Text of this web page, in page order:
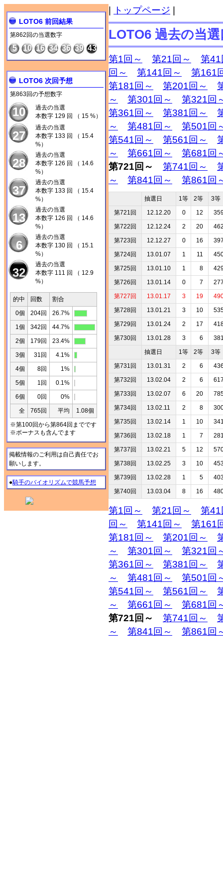
LOTO6 前回結果
第862回の当選数字
5 10 16 34 36 39 43
LOTO6 次回予想
第863回の予想数字
10
過去の当選
本数字 129 回 （ 15 %）
27
過去の当選
本数字 133 回 （ 15.4
%）
28
過去の当選
本数字 126 回 （ 14.6
%）
37
過去の当選
本数字 133 回 （ 15.4
%）
13
過去の当選
本数字 126 回 （ 14.6
%）
6
過去の当選
本数字 130 回 （ 15.1
%）
32
過去の当選
本数字 111 回 （ 12.9
%）
的中 回数
割合
0個
204回
26.7%
1個
342回
44.7%
2個
179回
23.4%
3個
31回
4.1%
4個
8回
1%
5個
1回
0.1%
6個
0回
0%
全
765回 平均
1.08個
※第100回から第864回までです
※ボーナスも含んでます
掲載情報のご利用は自己責任でお
願いします。
●騎手のバイオリズムで競馬予想
トップページ
LOTO6 過去の当選
第1回～ 第21回～
第41
回～
第141回～
第161
第181回～
第201回～
～
第301回～
第321回
第361回～
第381回～
～
第481回～
第501回
第541回～
第561回～
～
第661回～
第681回
第721回～
第741回～
～
第841回～ 第861回
抽選日 1等 2等
3等
第721回
12.12.20 0 12
第722回
12.12.24 2 20
第723回
12.12.27 0 16
第724回
13.01.07 1 11
第725回
13.01.10 1 8
第726回
13.01.14 0 7
第727回
13.01.17 3 19
第728回
13.01.21 3 10
第729回
13.01.24 2 17
第730回
13.01.28 3 6
抽選日
1等 2等
3等
第731回
13.01.31 2 6
第732回
13.02.04 2 6
第733回
13.02.07 6 20
第734回
13.02.11 2 8
第735回
13.02.14 1 10
第736回
13.02.18 1 7
第737回
13.02.21 5 12
第738回
13.02.25 3 10
第739回
13.02.28 1 5
第740回
13.03.04 8 16
第1回～ 第21回～
第41
回～
第141回～
第161
第181回～
第201回～
～
第301回～
第321回
第361回～
第381回～
～
第481回～
第501回
第541回～
第561回～
～
第661回～
第681回
第721回～
第741回～
～
第841回～ 第861回